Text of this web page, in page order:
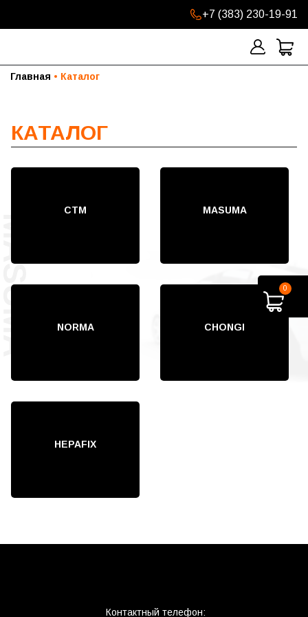
+7 (383) 230-19-91
Главная Каталог
КАТАЛОГ
СТМ MASUMA
NORMA CHONGI
HEPAFIX
Контактный телефон:
0